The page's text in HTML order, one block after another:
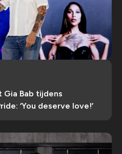
Gia Bab tijdens
‘You deserve love!’